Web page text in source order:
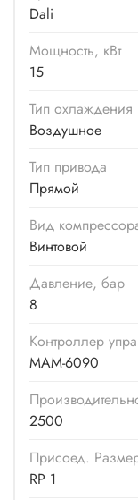
Dali
Мощность, кВт
15
Тип охлаждения
Воздушное
Тип привода
Прямой
Вид
Винтовой
Давление, бар
8
Контроллер
MAM-6090
2500
Присоед.
RP 1